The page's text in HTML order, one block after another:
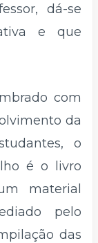
dá-se
e que
com
da
o
é o livro
material
pelo
das